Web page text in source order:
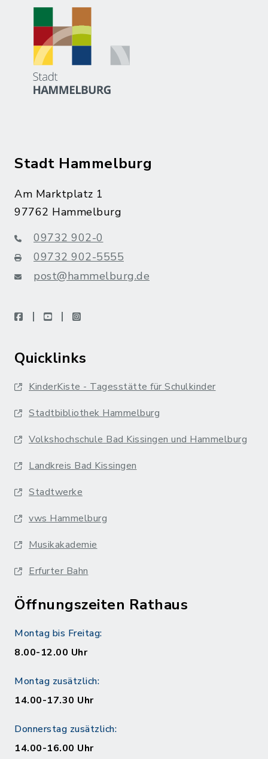
Stadt Hammelburg
Am Marktplatz 1
97762 Hammelburg
09732 902-0
09732 902-5555
post@hammelburg.de
facebookyoutubeinstagram
Quicklinks
KinderKiste - Tagesstätte für Schulkinder
Stadtbibliothek Hammelburg
Volkshochschule Bad Kissingen und Hammelburg
Landkreis Bad Kissingen
Stadtwerke
vws Hammelburg
Musikakademie
Erfurter Bahn
Öffnungszeiten Rathaus
Montag bis Freitag:
8.00-12.00 Uhr
Montag zusätzlich:
14.00-17.30 Uhr
Donnerstag zusätzlich:
14.00-16.00 Uhr